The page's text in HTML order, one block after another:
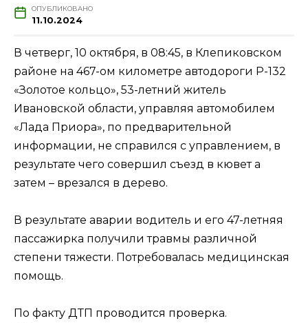
ОПУБЛИКОВАНО
11.10.2024
В четверг, 10 октября, в 08:45, в Клепиковском
районе на 467-ом километре автодороги Р-132
«Золотое кольцо», 53-летний житель
Ивановской области, управляя автомобилем
«Лада Приора», по предварительной
информации, не справился с управлением, в
результате чего совершил съезд в кювет а
затем – врезался в дерево.
В результате аварии водитель и его 47-летняя
пассажирка получили травмы различной
степени тяжести. Потребовалась медицинская
помощь.
По факту ДТП проводится проверка.